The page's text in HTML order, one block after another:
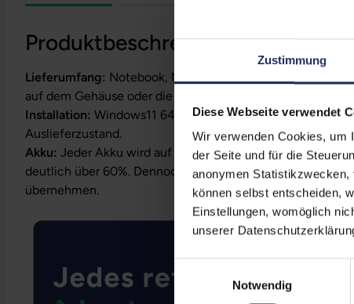
Zustimmung
Diese Webseite verwendet
Wir verwenden Cookies, um
der Seite und für die
anonymen Statistikzwecken,
können selbst entscheiden,
Einstellungen, womöglich
unserer
Notwendig
Produktbeschreibung
Lieferumfang: Notebook, Netzteil, Akku,
auf dem Gehäuse oder die Lizenz ist bereits digital
Installation: Windows11 64Bit vorinstalliert inklusive
Auslieferzustand.
Akku: Jeder Akku wird auf Funktion geprüft. Die Akku-
deutlich über 60%. Dennoch können wir keine
übernehmen.